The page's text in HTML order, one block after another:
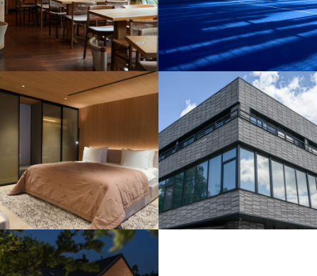
Улаштування
вентильованого
фасаду з
клінкерним
облицюванням